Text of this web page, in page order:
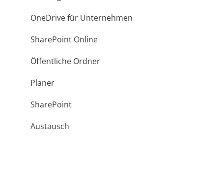
OneDrive für Unternehmen
SharePoint Online
Öffentliche Ordner
Planer
SharePoint
Austausch